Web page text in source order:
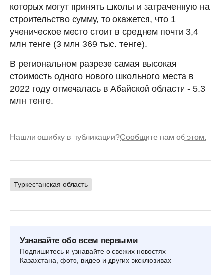
которых могут принять школы и затраченную на
строительство сумму, то окажется, что 1
ученическое место стоит в среднем почти 3,4
млн тенге (3 млн 369 тыс. тенге).
В региональном разрезе самая высокая
стоимость одного нового школьного места в
2022 году отмечалась в Абайской области - 5,3
млн тенге.
Нашли ошибку в публикации?Сообщите нам об этом.
Туркестанская область
Узнавайте обо всем первыми
Подпишитесь и узнавайте о свежих новостях
Казахстана, фото, видео и других эксклюзивах